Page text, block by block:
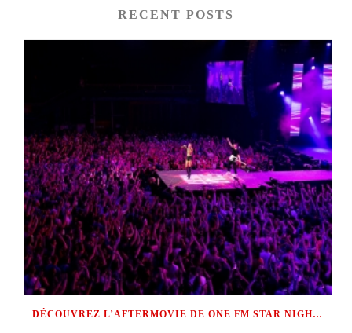
RECENT POSTS
DÉCOUVREZ L’AFTERMOVIE DE ONE FM STAR NIGHT 2022 !